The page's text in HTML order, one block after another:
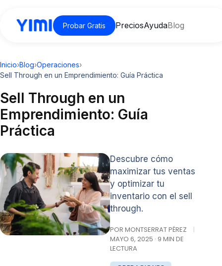
Probar Gratis PreciosAyudaBlog
Inicio›Blog›Operaciones›
Sell Through en un Emprendimiento: Guía Práctica
Sell Through en un
Emprendimiento: Guía
Práctica
Descubre cómo
maximizar tus ventas
y optimizar tu
inventario con el sell
through.
POR MONTSERRAT PÉREZ
|
MAYO 6, 2025 · 9 MIN DE
LECTURA